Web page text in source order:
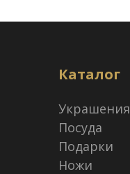
Каталог
Украшения
Посуда
Подарки
Ножи